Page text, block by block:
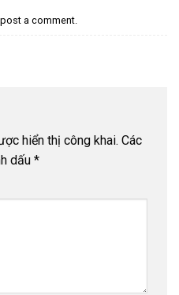
post a comment.
hiển thị công khai. Các
dấu *